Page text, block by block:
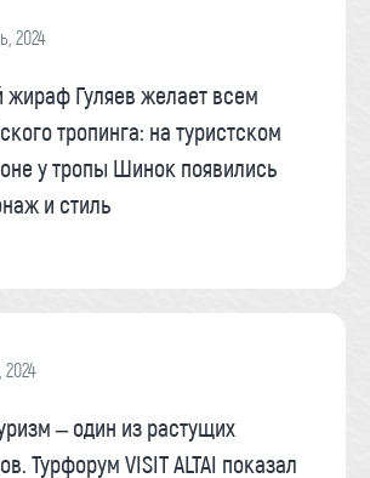
2024
жираф Гуляев желает всем
тропинга: на туристском
у тропы Шинок появились
и стиль
2024
– один из растущих
Турфорум VISIT ALTAI показал